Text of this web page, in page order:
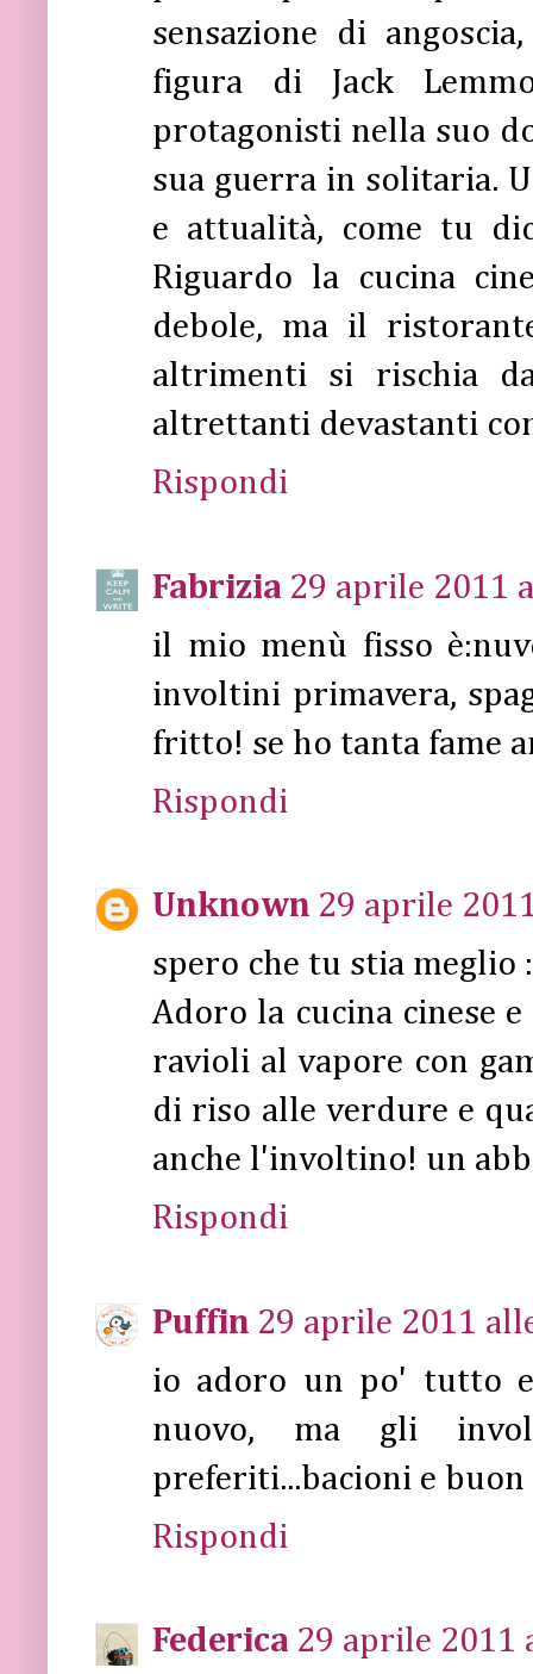
sensazione di
figura di Jack
protagonisti nella suo
sua guerra in solitaria.
e attualità, come tu
Riguardo la cucina
debole, ma il
altrimenti si rischia
altrettanti devastanti
Rispondi
Fabrizia 29 aprile 2011
il mio menù fisso
involtini primavera,
fritto! se ho tanta fame
Rispondi
Unknown 29 aprile
spero che tu stia meglio
Adoro la cucina cinese
ravioli al vapore con
di riso alle verdure e
anche l'involtino! un
Rispondi
Puffin 29 aprile 2011
io adoro un po' tutto e
nuovo, ma gli
preferiti...bacioni e buon
Rispondi
Federica 29 aprile 2011